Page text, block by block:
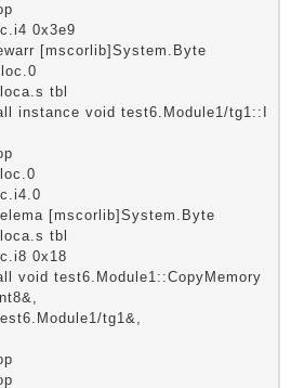
0x3e9
[mscorlib]System.Byte
tbl
instance void test6.Module1/tg1::I
[mscorlib]System.Byte
tbl
0x18
void test6.Module1::CopyMemory
tg1&,